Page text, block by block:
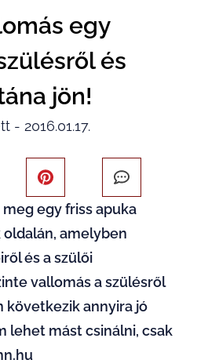
egy
és
jön!
- 2016.01.17.
egy friss apuka
oldalán, amelyben
és a szülői
vallomás a szülésről
következik annyira jó
lehet mást csinálni, csak